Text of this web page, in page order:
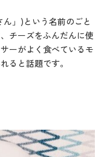
」)という名前のごと
チーズをふんだんに使
ーがよく食べているモ
ると話題です。